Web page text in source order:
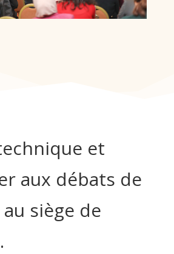
et
aux débats de
au siège de